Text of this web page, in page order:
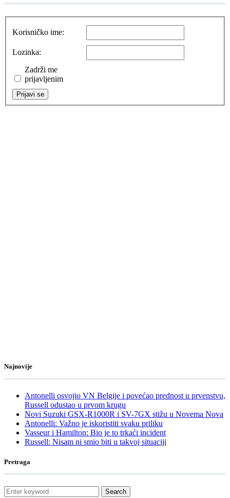
Korisničko ime:
Lozinka:
Zadrži me
prijavljenim
Prijavi se
Najnovije
Antonelli osvojio VN Belgije i povećao prednost u prvenstvu,
Russell odustao u prvom krugu
Novi Suzuki GSX-R1000R i SV-7GX stižu u Novema Nova
Antonelli: Važno je iskoristiti svaku priliku
Vasseur i Hamilton: Bio je to trkaći incident
Russell: Nisam ni smio biti u takvoj situaciji
Pretraga
Search